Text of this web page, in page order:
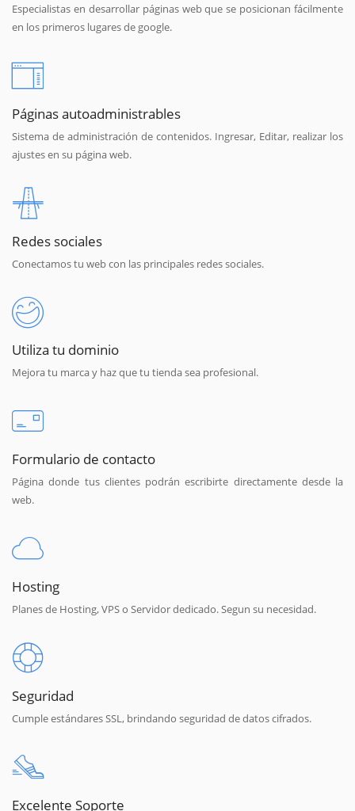
Especialistas en desarrollar páginas web que se posicionan fácilmente
en los primeros lugares de google.
Páginas autoadministrables
Sistema de administración de contenidos. Ingresar, Editar, realizar los
ajustes en su página web.
Redes sociales
Conectamos tu web con las principales redes sociales.
Utiliza tu dominio
Mejora tu marca y haz que tu tienda sea profesional.
Formulario de contacto
Página donde tus clientes podrán escribirte directamente desde la
web.
Hosting
Planes de Hosting, VPS o Servidor dedicado. Segun su necesidad.
Seguridad
Cumple estándares SSL, brindando seguridad de datos cifrados.
Excelente Soporte